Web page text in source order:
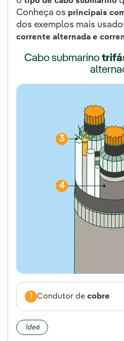
Conheça os principais
dos exemplos mais
corrente alternada e
Cabo submarino
3
4
1 Condutor de cobre
1de6